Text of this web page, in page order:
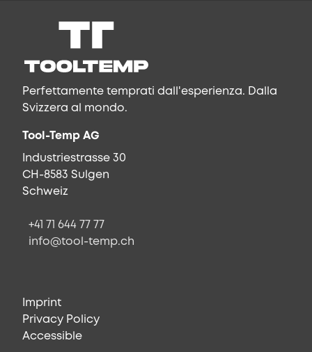
Perfettamente temprati dall'esperienza. Dalla
Svizzera al mondo.
Tool-Temp AG
Industriestrasse 30
CH-8583 Sulgen
Schweiz
+41 71 644 77 77
info@tool-temp.ch
Imprint
Privacy Policy
Accessible